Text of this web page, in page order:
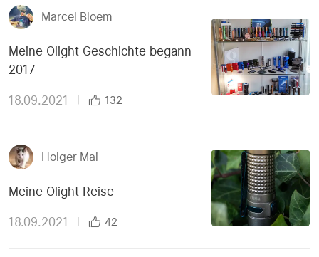
Marcel Bloem
Meine Olight Geschichte begann
2017
18.09.2021 132
Holger Mai
Meine Olight Reise
18.09.2021 42